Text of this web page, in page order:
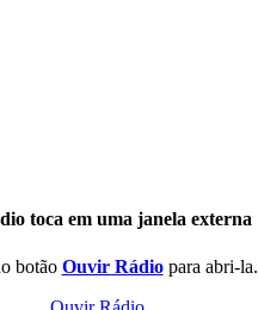
toca em uma janela externa
botão Ouvir Rádiopara abri-la.